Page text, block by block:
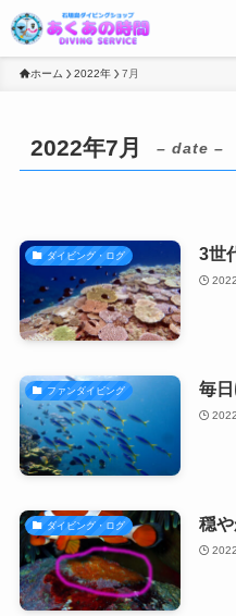
ホーム 2022年 7月
2022年7月 – date –
ダイビング・ログ 3世
ファンダイビング 毎
ダイビング・ログ 穏